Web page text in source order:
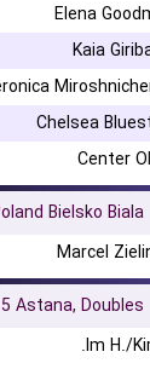
Elena
Kaia
Chelsea
Center
Bielsko Biala
Marcel
Astana, Doubles
Im H./